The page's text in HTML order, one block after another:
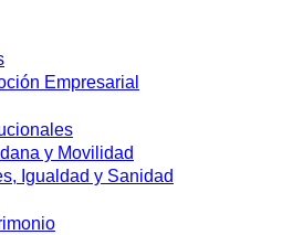
Empresarial
y Movilidad
Igualdad y Sanidad